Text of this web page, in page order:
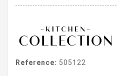
Reference: 505122